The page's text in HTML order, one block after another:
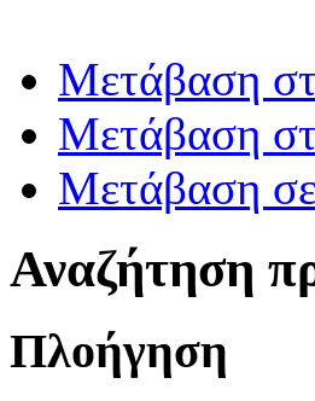
Μετάβαση
Μετάβαση
Μετάβαση σε
Αναζήτηση
Πλοήγηση